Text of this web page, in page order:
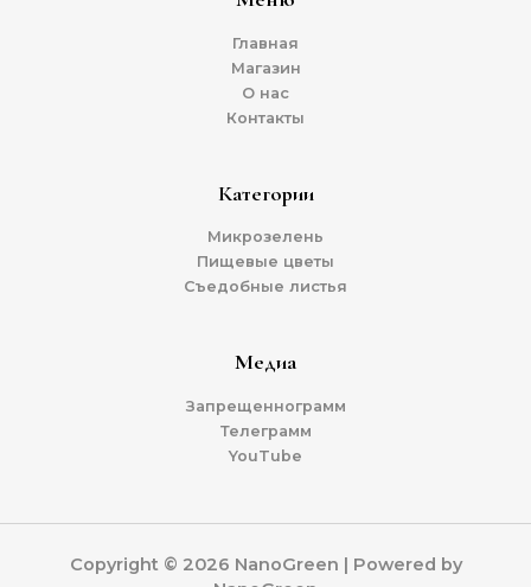
Главная
Магазин
О нас
Контакты
Категории
Микрозелень
Пищевые цветы
Съедобные листья
Медиа
Запрещеннограмм
Телеграмм
YouTube
Copyright © 2026 NanoGreen | Powered by